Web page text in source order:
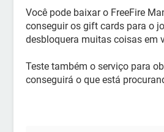
Você pode baixar o FreeFire
conseguir os gift cards para o
desbloquera muitas coisas em
Teste também o serviço para
conseguirá o que está